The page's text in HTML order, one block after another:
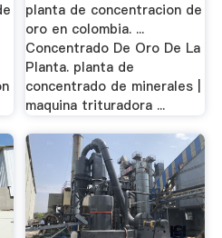
planta de concentracion de
oro en colombia. ...
Concentrado De Oro De La
Planta. planta de
concentrado de minerales |
maquina trituradora ...